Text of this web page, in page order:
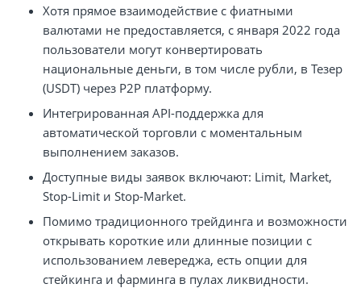
Хотя прямое взаимодействие с фиатными
валютами не предоставляется, с января 2022 года
пользователи могут конвертировать
национальные деньги, в том числе рубли, в Тезер
(USDT) через P2P платформу.
Интегрированная API-поддержка для
автоматической торговли с моментальным
выполнением заказов.
Доступные виды заявок включают: Limit, Market,
Stop-Limit и Stop-Market.
Помимо традиционного трейдинга и возможности
открывать короткие или длинные позиции с
использованием левереджа, есть опции для
стейкинга и фарминга в пулах ликвидности.